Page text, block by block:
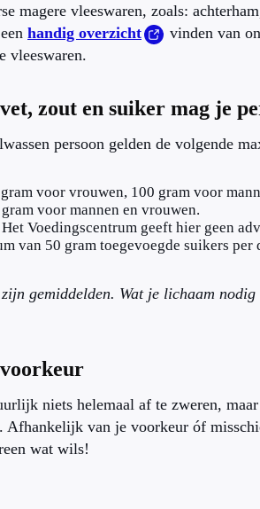
magere vleeswaren, zoals:
handig overzicht
vinden van
vleeswaren.
zout en suiker mag je
persoon gelden de volgende
voor vrouwen, 100 gram voor
voor mannen en vrouwen.
Voedingscentrum geeft hier geen
van 50 gram toegevoegde suikers
gemiddelden. Wat je lichaam
niets helemaal af te zweren,
van je voorkeur óf
wat wils!